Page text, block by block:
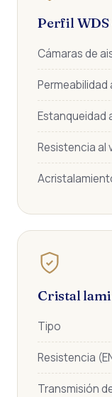
Perfil WDS
Cámaras de
Permeabilidad
Estanqueidad
Resistencia al
Cristal
Tipo
Resistencia
Transmisión